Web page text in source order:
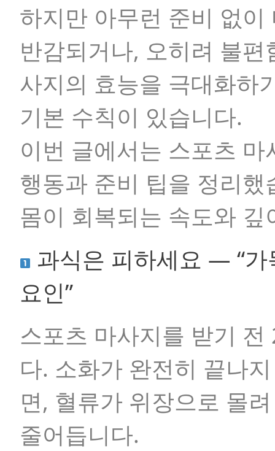
하지만 아무런 준비 없
반감되거나, 오히려 불
사지의 효능을 극대화하
기본 수칙이 있습니다.
이번 글에서는 스포츠
행동과 준비 팁을 정리
몸이 회복되는 속도와
과식은 피하세요 — “
요인”
스포츠 마사지를 받기
다. 소화가 완전히 끝나
면, 혈류가 위장으로 몰
줄어듭니다.